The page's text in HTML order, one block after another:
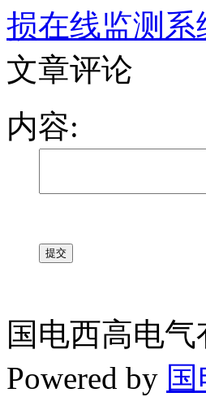
损在线监测系
文章评论
内容:
国电西高电气
Powered by